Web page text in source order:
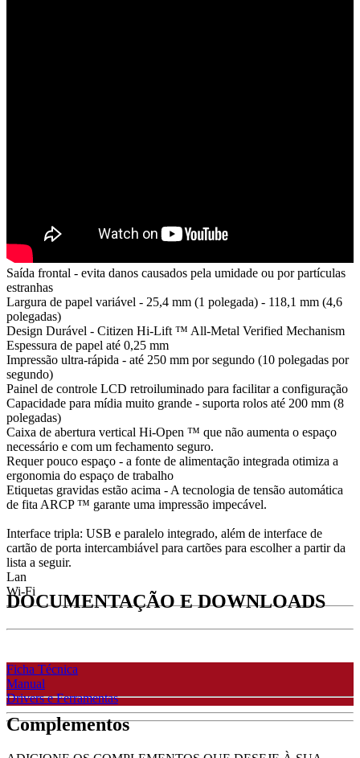
Saída frontal - evita danos causados ​​pela umidade ou por partículas
estranhas
Largura de papel variável - 25,4 mm (1 polegada) - 118,1 mm (4,6
polegadas)
Design Durável - Citizen Hi-Lift ™ All-Metal Verified Mechanism
Espessura de papel até 0,25 mm
Impressão ultra-rápida - até 250 mm por segundo (10 polegadas por
segundo)
Painel de controle LCD retroiluminado para facilitar a configuração
Capacidade para mídia muito grande - suporta rolos até 200 mm (8
polegadas)
Caixa de abertura vertical Hi-Open ™ que não aumenta o espaço
necessário e com um fechamento seguro.
Requer pouco espaço - a fonte de alimentação integrada otimiza a
ergonomia do espaço de trabalho
Etiquetas gravidas estão acima - A tecnologia de tensão automática
de fita ARCP ™ garante uma impressão impecável.
Interface tripla: USB e paralelo integrado, além de interface de
cartão de porta intercambiável para cartões para escolher a partir da
lista a seguir.
Lan
Wi-Fi
DOCUMENTAÇÃO E DOWNLOADS
Ficha Técnica
Manual
Drivers e Ferramentas
Complementos